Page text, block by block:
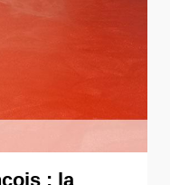
: la